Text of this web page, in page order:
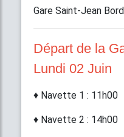
Gare Saint-Jean
Départ de la
Lundi 02 Juin
♦ Navette 1 : 11h00
♦ Navette 2 : 14h00